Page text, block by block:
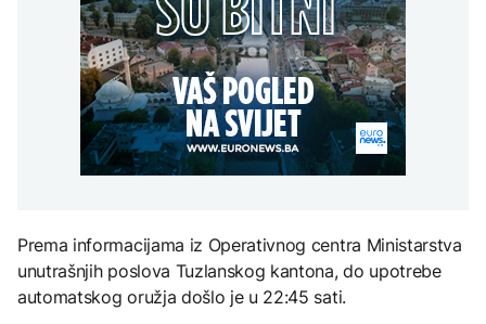
aktivan, gust dim
otežava gašenje iz zraka
AKTUELNO
Požar kod Konjica i dalje
aktivan, gust dim
otežava gašenje iz zraka
Grčka dronovima
kontrolisala više od 300
plaža zbog nelegalnog
zauzimanja obale
Španija postavila
ultimatum Italiji da ukine
granične kontrole
FOKUS
Amerikanci
najveći rizik od jeseni
djece moraju platiti 942
miliona dolara
KULTURA
Rat i pijesak prijete
drevnim piramidama
Meroe u Sudanu
ZANIMLJIVOSTI
Rihanna radi na novom
Prema informacijama iz Operativnog centra Ministarstva
unutrašnjih poslova Tuzlanskog kantona, do upotrebe
automatskog oružja došlo je u 22:45 sati.